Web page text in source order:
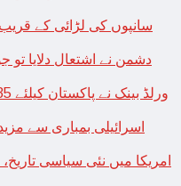
سانپوں کی لڑائی کے
دشمن نے اشتعال دلایا
امریکا میں نئی سیاسی